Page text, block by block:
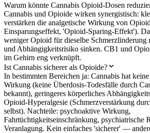
Warum könnte Cannabis Opioid-Dosen
Cannabis und Opioide wirken synergistisch:
verstärken die analgetische Wirkung von
Einsparungseffekt, 'Opioid-Sparing-Effekt').
weniger Opioid für dieselbe
und Abhängigkeitsrisiko sinken. CB1 und
im Gehirn eng verknüpft.
Ist Cannabis sicherer als Opioide?
In bestimmten Bereichen ja: Cannabis hat
Wirkung (keine Überdosis-Todesfälle durch
bekannt), geringeres körperliches
Opioid-Hyperalgesie (Schmerzverstärkung
selbst). Nachteile: psychoaktive Wirkung,
Fahrtüchtigkeitseinschränkung, psychiatrische
Veranlagung. Kein einfaches 'sicherer' —